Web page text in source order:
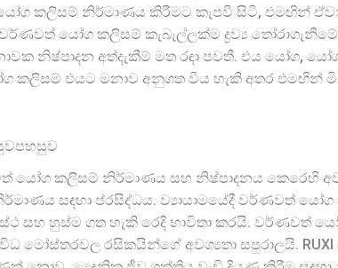
කලිසම් නිර්මාණය කිරීමට කැපවී සිටී, එමඟින් ඒවා
යෝග කලිසම් කැබැල්ලක්ම ද්‍රව්‍ය
නිෂ්පාදන අත්දැකීම් මත රඳා පවතී. එය යෝග,
කලිසම් එයට මනාව අනුගත විය හැකි අතර
යෝග කලිසම් නිර්මාණය සහ නිෂ්පාදනය
සඳහා ප්රසිද්ධය. ව්‍යායාමයේදී වර්ණවත්
සහ හුස්ම ගත හැකි රෙදි භාවිතා කරයි.
රසිකයින්ගේ අවශ්‍යතා සපුරාලයි. RUXI